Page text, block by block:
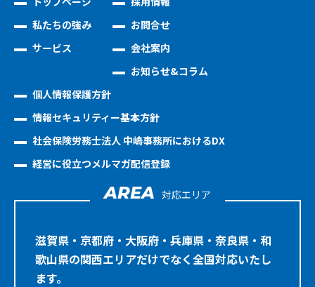
私たちの強み
サービス
お問合せ
会社案内
お知らせ&コラム
個人情報保護方針
情報セキュリティー基本方針
社会保険労務士法人 中嶋事務所におけるDX
経営に役立つメルマガ配信登録
AREA 対応エリア
滋賀県・京都府・大阪府・兵庫県・奈良県・和
歌山県の関西エリアだけでなく全国対応いたし
ます。